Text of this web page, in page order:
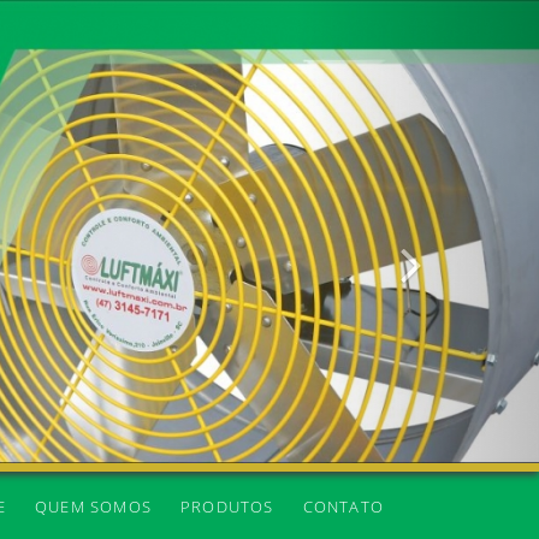
QUEM SOMOS PRODUTOS CONTATO